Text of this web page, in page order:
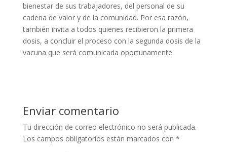
bienestar de sus trabajadores, del personal de su
cadena de valor y de la comunidad. Por esa razón,
también invita a todos quienes recibieron la primera
dosis, a concluir el proceso con la segunda dosis de la
vacuna que será comunicada oportunamente.
Enviar comentario
Tu dirección de correo electrónico no será publicada.
Los campos obligatorios están marcados con *